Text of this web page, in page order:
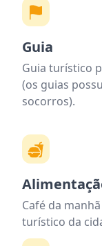
Guia
Guia turístico
(os guias
socorros).
Café da
turístico da